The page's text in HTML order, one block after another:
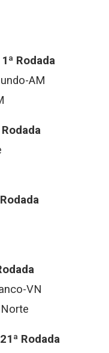
Rodada
AM
VN
Rodada